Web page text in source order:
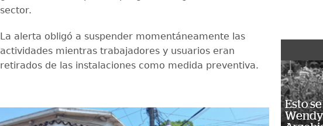
sector.
La alerta obligó a suspender momentáneamente las
actividades mientras trabajadores y usuarios eran
retirados de las instalaciones como medida preventiva.
Esto